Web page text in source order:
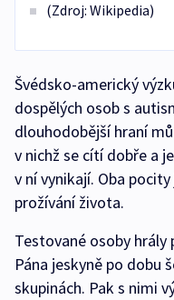
(Zdroj: Wikipedia)
Švédsko-americký
dospělých osob s
dlouhodobější hraní
v nichž se cítí dobře a
v ní vynikají. Oba
prožívání života.
Testované osoby
Pána jeskyně po dobu
skupinách. Pak s nimi